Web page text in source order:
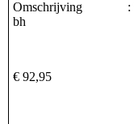
Omschrijving :
bh
€ 92,95